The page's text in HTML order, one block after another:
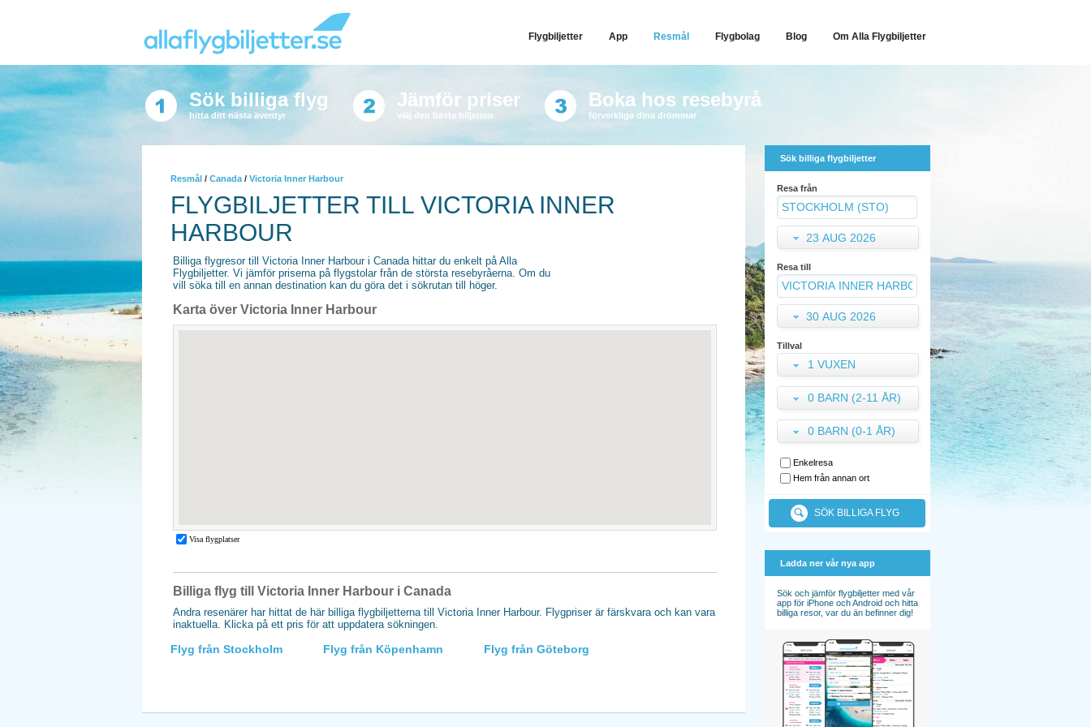
Flygbiljetter App Resmål Flygbolag Blog Om Alla Flygbiljetter
Sök billiga flyg
hitta ditt nästa äventyr
Jämför priser
välj den bästa biljetten
Boka hos resebyrå
förverkliga dina drömmar
Resmål / Canada / Victoria Inner Harbour
FLYGBILJETTER TILL VICTORIA INNER
HARBOUR
Billiga flygresor till Victoria Inner Harbour i Canada hittar du enkelt på Alla
Flygbiljetter. Vi jämför priserna på flygstolar från de största resebyråerna. Om du
vill söka till en annan destination kan du göra det i sökrutan till höger.
Karta över Victoria Inner Harbour
Billiga flyg till Victoria Inner Harbour i Canada
Andra resenärer har hittat de här billiga flygbiljetterna till Victoria Inner Harbour. Flygpriser är färskvara och kan vara
inaktuella. Klicka på ett pris för att uppdatera sökningen.
Flyg från Stockholm Flyg från Köpenhamn Flyg från Göteborg
Sök billiga flygbiljetter
Resa från
23 AUG 2026
Resa till
30 AUG 2026
Tillval
1 VUXEN
0 BARN (2-11 ÅR)
0 BARN (0-1 ÅR)
Enkelresa
Hem från annan ort
SÖK BILLIGA FLYG
Ladda ner vår nya app
Sök och jämför flygbiljetter med vår
app för iPhone och Android och hitta
billiga resor, var du än befinner dig!